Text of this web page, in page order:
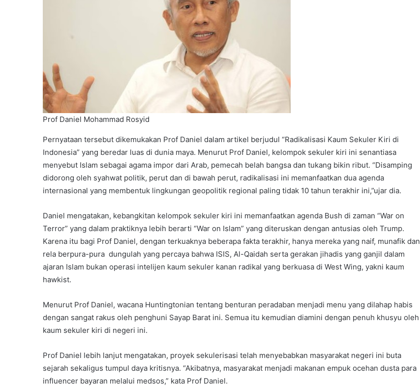
Prof Daniel Mohammad Rosyid
Pernyataan tersebut dikemukakan Prof Daniel dalam artikel berjudul “Radikalisasi Kaum Sekuler Kiri di
Indonesia” yang beredar luas di dunia maya. Menurut Prof Daniel, kelompok sekuler kiri ini senantiasa
menyebut Islam sebagai agama impor dari Arab, pemecah belah bangsa dan tukang bikin ribut. “Disamping
didorong oleh syahwat politik, perut dan di bawah perut, radikalisasi ini memanfaatkan dua agenda
internasional yang membentuk lingkungan geopolitik regional paling tidak 10 tahun terakhir ini,”ujar dia.
Daniel mengatakan, kebangkitan kelompok sekuler kiri ini memanfaatkan agenda Bush di zaman “War on
Terror” yang dalam praktiknya lebih berarti “War on Islam” yang diteruskan dengan antusias oleh Trump.
Karena itu bagi Prof Daniel, dengan terkuaknya beberapa fakta terakhir, hanya mereka yang naif, munafik dan
rela berpura-pura dungulah yang percaya bahwa ISIS, Al-Qaidah serta gerakan jihadis yang ganjil dalam
ajaran Islam bukan operasi intelijen kaum sekuler kanan radikal yang berkuasa di West Wing, yakni kaum
hawkist.
Menurut Prof Daniel, wacana Huntingtonian tentang benturan peradaban menjadi menu yang dilahap habis
dengan sangat rakus oleh penghuni Sayap Barat ini. Semua itu kemudian diamini dengan penuh khusyu oleh
kaum sekuler kiri di negeri ini.
Prof Daniel lebih lanjut mengatakan, proyek sekulerisasi telah menyebabkan masyarakat negeri ini buta
sejarah sekaligus tumpul daya kritisnya. “Akibatnya, masyarakat menjadi makanan empuk ocehan dusta para
influencer bayaran melalui medsos,” kata Prof Daniel.